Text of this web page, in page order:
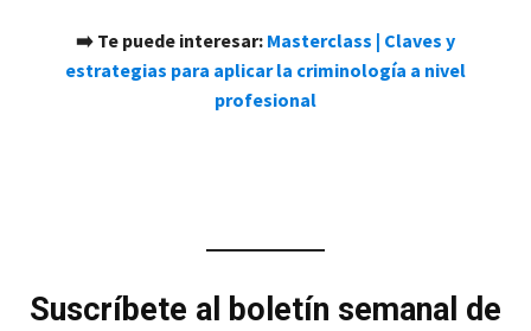
➡️ Te puede interesar: Masterclass | Claves y
estrategias para aplicar la criminología a nivel
profesional
Suscríbete al boletín semanal de